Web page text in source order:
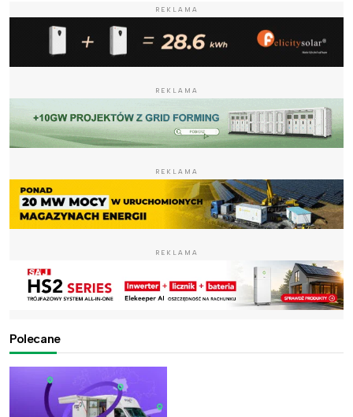
REKLAMA
REKLAMA
REKLAMA
REKLAMA
Polecane